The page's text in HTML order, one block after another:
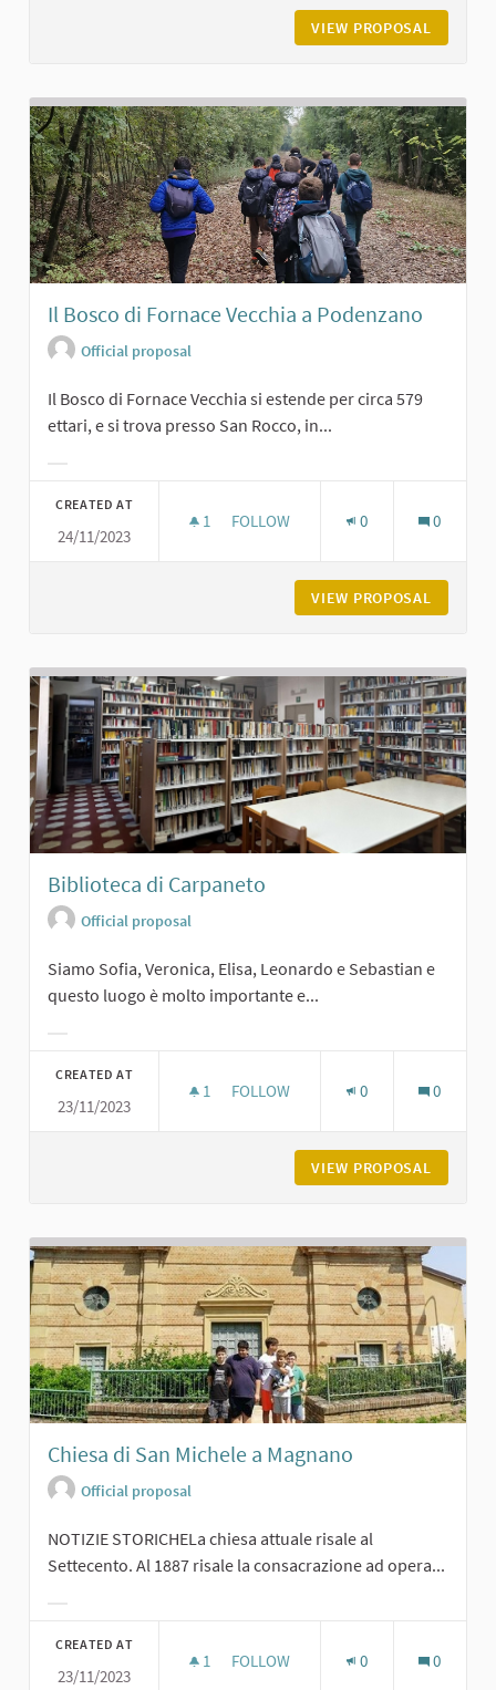
VIEW PROPOSAL
Il Bosco di Fornace Vecchia a Podenzano
Official proposal
Il Bosco di Fornace Vecchia si estende per circa 579
ettari, e si trova presso San Rocco, in...
CREATED AT
24/11/2023
1 1 FOLLOWER
FOLLOW 0 0
VIEW PROPOSAL
Biblioteca di Carpaneto
Official proposal
Siamo Sofia, Veronica, Elisa, Leonardo e Sebastian e
questo luogo è molto importante e...
CREATED AT
23/11/2023
1 1 FOLLOWER
FOLLOW 0 0
VIEW PROPOSAL
Chiesa di San Michele a Magnano
Official proposal
NOTIZIE STORICHELa chiesa attuale risale al
Settecento. Al 1887 risale la consacrazione ad opera...
CREATED AT
23/11/2023
1 1 FOLLOWER
FOLLOW 0 0